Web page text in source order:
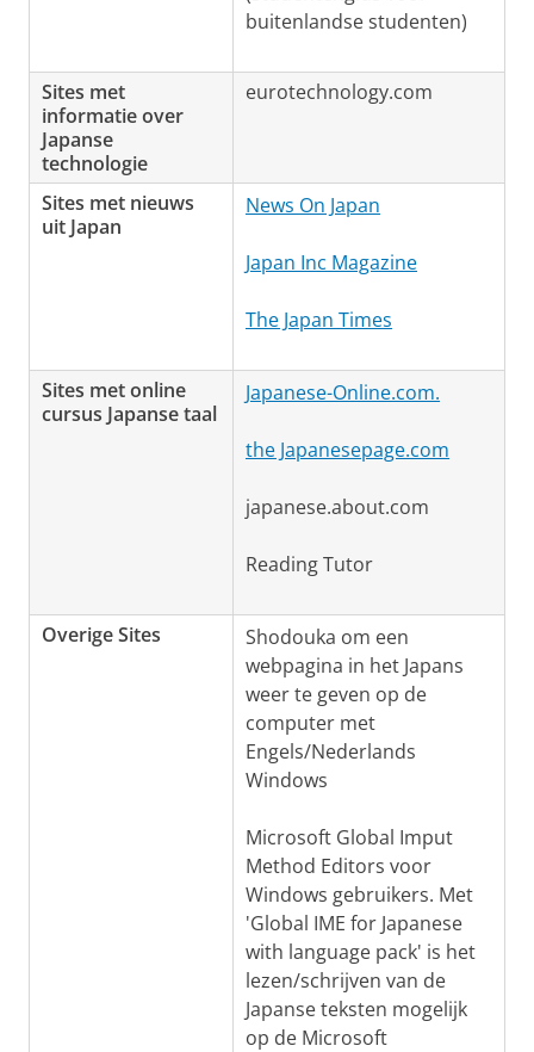
buitenlandse studenten)
Sites met
informatie over
Japanse
technologie
eurotechnology.com
Sites met nieuws
uit Japan
News On Japan
Japan Inc Magazine
The Japan Times
Sites met online
cursus Japanse taal
Japanese-Online.com.
the Japanesepage.com
japanese.about.com
Reading Tutor
Overige Sites
Shodouka om een
webpagina in het Japans
weer te geven op de
computer met
Engels/Nederlands
Windows
Microsoft Global Imput
Method Editors voor
Windows gebruikers. Met
'Global IME for Japanese
with language pack' is het
lezen/schrijven van de
Japanse teksten mogelijk
op de Microsoft